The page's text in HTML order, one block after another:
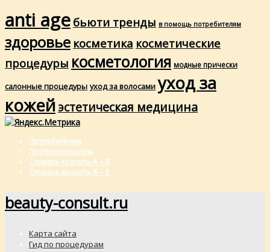
anti age бьюти тренды в помощь потребителям
здоровье косметика косметические
процедуры косметология модные прически
салонные процедуры уход за волосами уход за
кожейэстетическая медицина
Потребителям
Профессионалам
Словарь красоты А – Я
Словарь красоты A – Z
beauty-consult.ru
Карта сайта
Гид по процедурам